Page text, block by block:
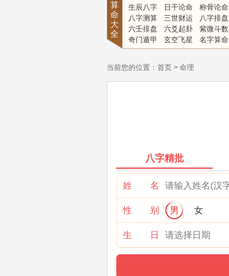
算
命
大
全
生辰八字 日干论命
称骨论命
八字测算
三世财运
八字排盘
六壬排盘
六爻起卦
紫微斗数
奇门遁甲
玄空飞星 名字算命
当前您的位置： 首页 > 命理
八字精批
姓 名
性 别 男 女
生 日